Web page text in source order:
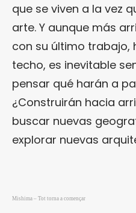
que se viven a la vez
arte. Y aunque más
con su último trabajo,
techo, es inevitable
pensar qué harán a
¿Construirán hacia
buscar nuevas
explorar nuevas
Mishima – Tot torna a començar